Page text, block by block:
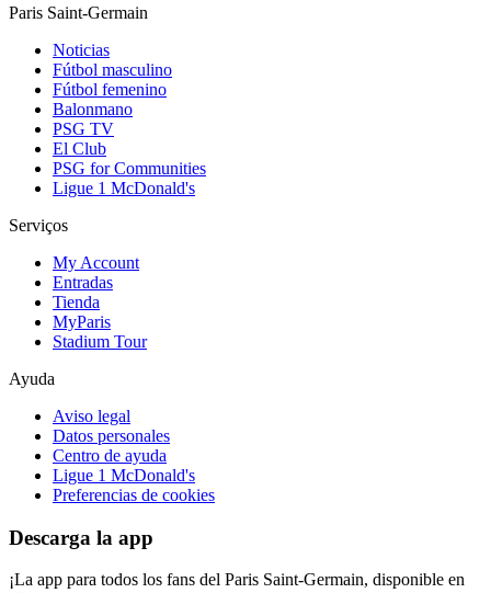
Paris Saint-Germain
Noticias
Fútbol masculino
Fútbol femenino
Balonmano
PSG TV
El Club
PSG for Communities
Ligue 1 McDonald's
Serviços
My Account
Entradas
Tienda
MyParis
Stadium Tour
Ayuda
Aviso legal
Datos personales
Centro de ayuda
Ligue 1 McDonald's
Preferencias de cookies
Descarga la app
¡La app para todos los fans del Paris Saint-Germain, disponible en